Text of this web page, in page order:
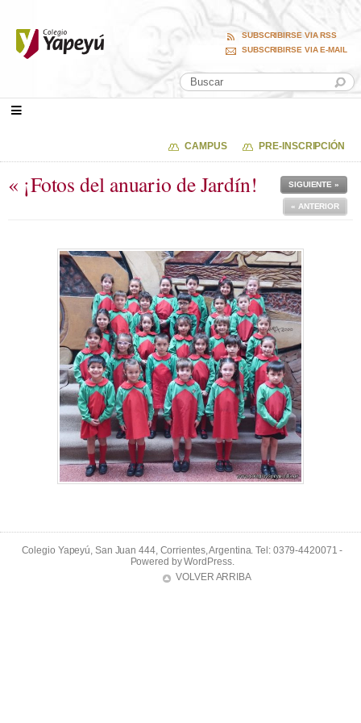
SUBSCRIBIRSE VIA RSS
SUBSCRIBIRSE VIA E-MAIL
CAMPUS PRE-INSCRIPCIÓN
« ¡Fotos del anuario de Jardín! SIGUIENTE »
« ANTERIOR
Colegio Yapeyú, San Juan 444, Corrientes, Argentina. Tel: 0379-4420071 -
Powered byWordPress.
VOLVER ARRIBA